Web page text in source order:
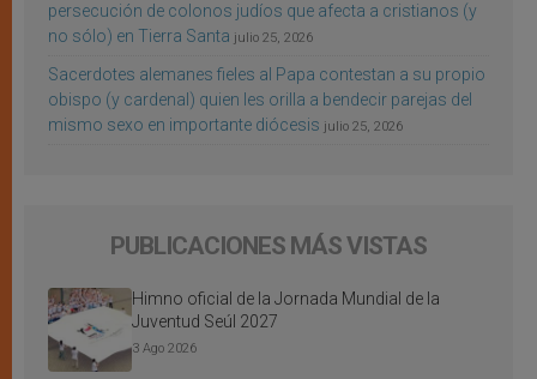
persecución de colonos judíos que afecta a cristianos (y
no sólo) en Tierra Santa julio 25, 2026
Sacerdotes alemanes fieles al Papa contestan a su propio
obispo (y cardenal) quien les orilla a bendecir parejas del
mismo sexo en importante diócesis julio 25, 2026
PUBLICACIONES MÁS VISTAS
Himno oficial de la Jornada Mundial de la
Juventud Seúl 2027
3 Ago 2026